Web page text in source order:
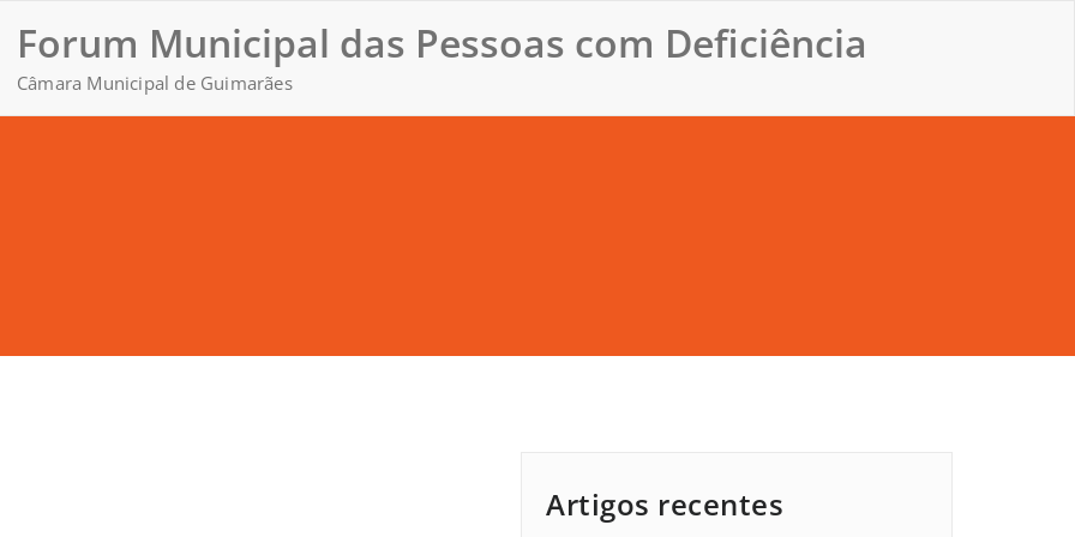
Forum Municipal das Pessoas com Deficiência
Câmara Municipal de Guimarães
Artigos recentes